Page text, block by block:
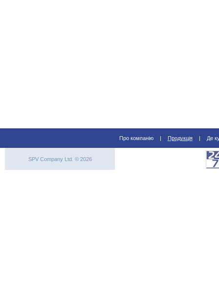
Про компанію | Продукція | Де
SPV Company Ltd. © 2026